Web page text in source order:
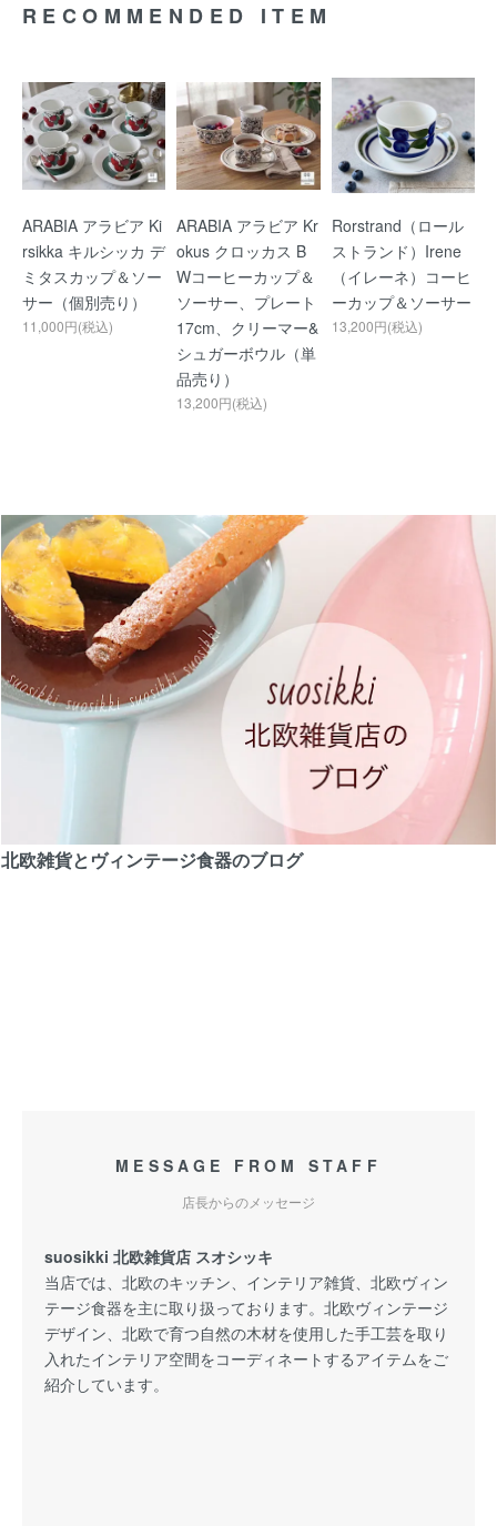
RECOMMENDED ITEM
ARABIA アラビア Ki
rsikka キルシッカ デ
ミタスカップ＆ソー
サー（個別売り）
11,000円(税込)
ARABIA アラビア Kr
okus クロッカス B
Wコーヒーカップ＆
ソーサー、プレート
17cm、クリーマー&
シュガーボウル（単
品売り）
13,200円(税込)
Rorstrand（ロール
ストランド）Irene
（イレーネ）コーヒ
ーカップ＆ソーサー
13,200円(税込)
北欧雑貨とヴィンテージ食器のブログ
MESSAGE FROM STAFF
店長からのメッセージ
suosikki 北欧雑貨店 スオシッキ
当店では、北欧のキッチン、インテリア雑貨、北欧ヴィン
テージ食器を主に取り扱っております。北欧ヴィンテージ
デザイン、北欧で育つ自然の木材を使用した手工芸を取り
入れたインテリア空間をコーディネートするアイテムをご
紹介しています。